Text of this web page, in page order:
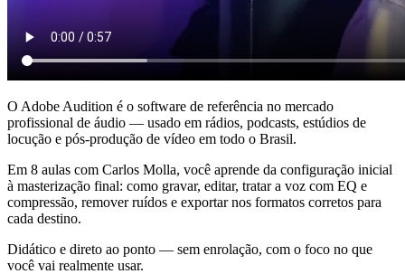
O Adobe Audition é o software de referência no mercado
profissional de áudio — usado em rádios, podcasts, estúdios de
locução e pós-produção de vídeo em todo o Brasil.
Em 8 aulas com Carlos Molla, você aprende da configuração inicial
à masterização final: como gravar, editar, tratar a voz com EQ e
compressão, remover ruídos e exportar nos formatos corretos para
cada destino.
Didático e direto ao ponto — sem enrolação, com o foco no que
você vai realmente usar.